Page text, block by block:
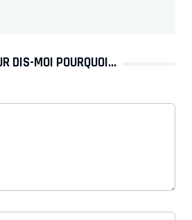
DIS-MOI POURQUOI...